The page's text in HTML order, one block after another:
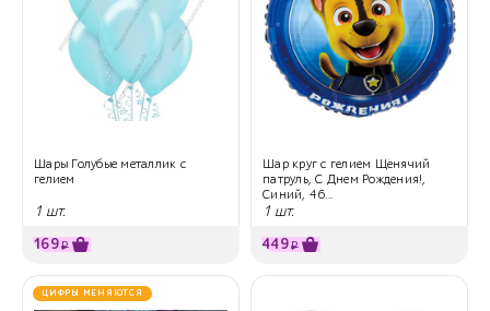
Шары Голубые металлик с
гелием
1 шт.
169₽
Шар круг с гелием Щенячий
патруль, С Днем Рождения!,
Синий, 46...
1 шт.
449₽
ЦИФРЫ МЕНЯЮТСЯ